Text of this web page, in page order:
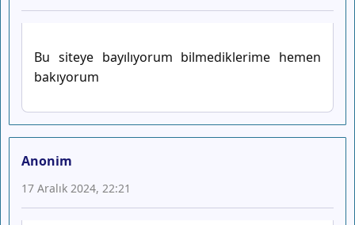
Bu siteye bayılıyorum bilmediklerime hemen
bakıyorum
Anonim
17 Aralık 2024, 22:21